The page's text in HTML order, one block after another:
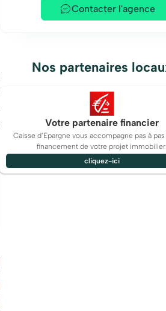
Contacter l'agence
Nos partenaires
Votre partenaire financier
Caisse d’Epargne vous accompagne pas à
financement de votre projet immobilier.
cliquez-ici